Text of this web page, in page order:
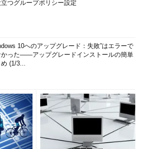
立つグループポリシー設定
10へのアップグレード：失敗”はエラーで
かった――アップグレードインストールの簡単
め (1/3...